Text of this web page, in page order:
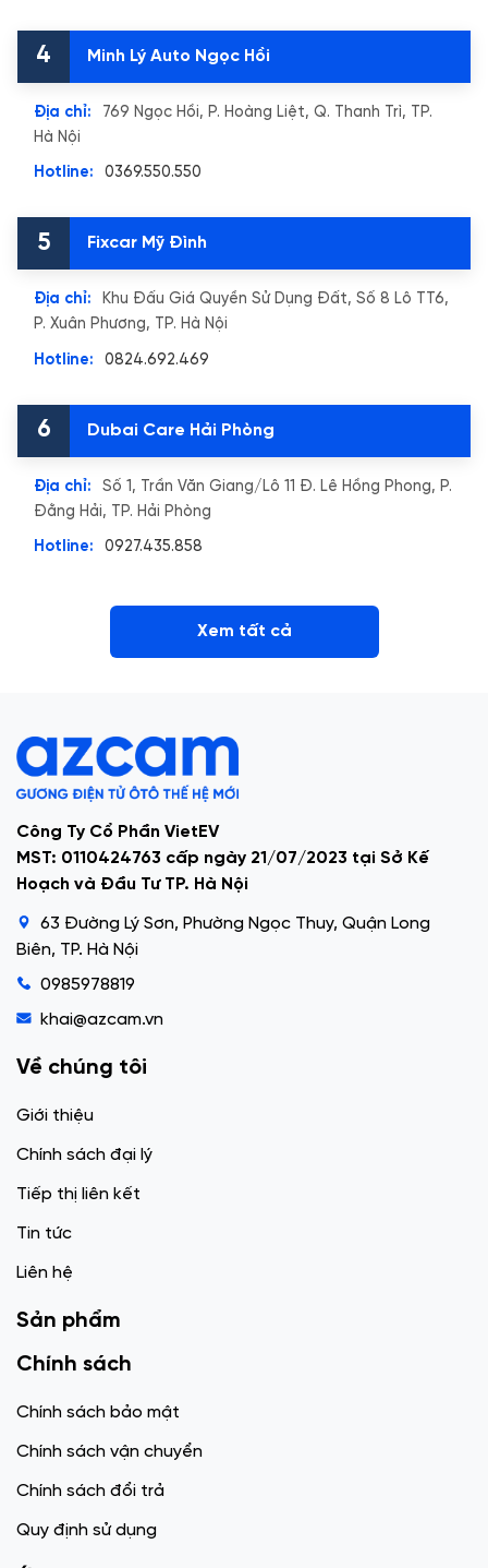
4 Minh Lý Auto Ngọc Hồi
Địa chỉ:
769 Ngọc Hồi, P. Hoàng Liệt, Q. Thanh Trì, TP.
Hà Nội
Hotline: 0369.550.550
5 Fixcar Mỹ Đình
Địa chỉ:
Khu Đấu Giá Quyền Sử Dụng Đất, Số 8 Lô TT6,
P. Xuân Phương, TP. Hà Nội
Hotline: 0824.692.469
6 Dubai Care Hải Phòng
Địa chỉ:
Số 1, Trần Văn Giang/Lô 11 Đ. Lê Hồng Phong, P.
Đằng Hải, TP. Hải Phòng
Hotline: 0927.435.858
Xem tất cả
Công Ty Cổ Phần VietEV
MST: 0110424763 cấp ngày 21/07/2023 tại Sở Kế
Hoạch và Đầu Tư TP. Hà Nội
63 Đường Lý Sơn, Phường Ngọc Thuy, Quận Long
Biên, TP. Hà Nội
0985978819
khai@azcam.vn
Về chúng tôi
Giới thiệu
Chính sách đại lý
Tiếp thị liên kết
Tin tức
Liên hệ
Sản phẩm
Chính sách
Chính sách bảo mật
Chính sách vận chuyển
Chính sách đổi trả
Quy định sử dụng